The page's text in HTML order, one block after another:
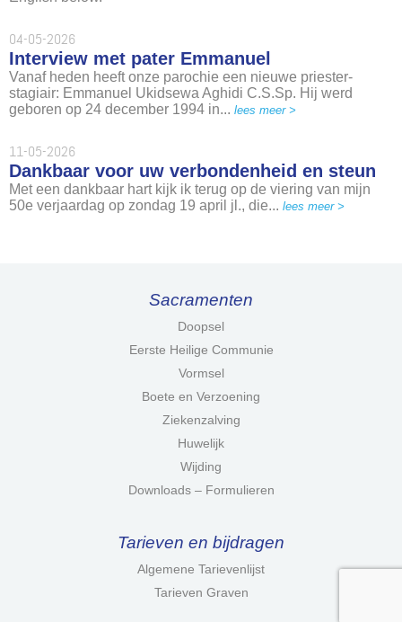
04-05-2026
Interview met pater Emmanuel
Vanaf heden heeft onze parochie een nieuwe priester-
stagiair: Emmanuel Ukidsewa Aghidi C.S.Sp. Hij werd
geboren op 24 december 1994 in... lees meer >
11-05-2026
Dankbaar voor uw verbondenheid en steun
Met een dankbaar hart kijk ik terug op de viering van mijn
50e verjaardag op zondag 19 april jl., die... lees meer >
Sacramenten
Doopsel
Eerste Heilige Communie
Vormsel
Boete en Verzoening
Ziekenzalving
Huwelijk
Wijding
Downloads – Formulieren
Tarieven en bijdragen
Algemene Tarievenlijst
Tarieven Graven